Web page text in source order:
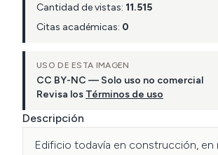
Cantidad de vistas: 11.515
Citas académicas: 0
USO DE ESTA IMAGEN
CC BY-NC — Solo uso no comercial
Revisa los Términos de uso
Descripción
Edificio todavía en construcción, en